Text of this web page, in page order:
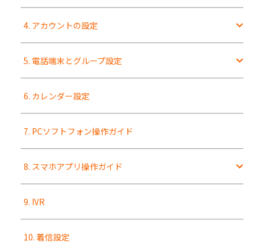
4. アカウントの設定
5. 電話端末とグループ設定
6. カレンダー設定
7. PCソフトフォン操作ガイド
8. スマホアプリ操作ガイド
9. IVR
10. 着信設定